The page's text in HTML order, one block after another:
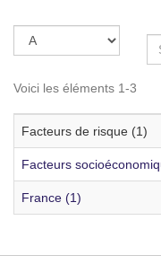
Voici les éléments 1-3
Facteurs de risque (1)
Facteurs
France (1)